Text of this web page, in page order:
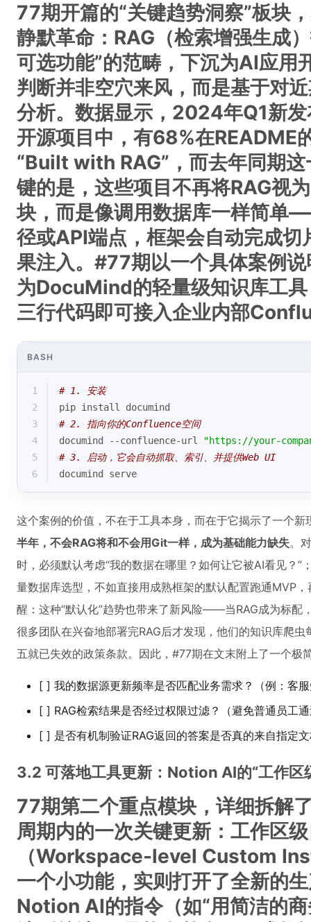
77期开篇的“关键趋势洞察”板块
静默革命：RAG（检索增强生成
可选功能”的范畴，下沉为AI应用
判断并非空穴来风，而是基于对
分析。数据显示，2024年Q1新
开源项目中，有68%在README
“Built with RAG”，而去年同期
键的是，这些项目不再将RAG视
块，而是像调用数据库一样简单
径或API端点，框架会自动完成切
果注入。#77期以一个具体案例
为DocuMind的轻量级知识库工
三行代码即可接入企业内部
BASH
1
# 1. 安装
2
pip install documind
3
# 2. 指向你的Confluence空间
4
documind --confluence-url
"https://your-
5
# 3. 启动，它会自动抓取、索引、并提供Web UI
6
documind serve
这个案例的价值，不在于工具本身，而在于它揭示了一个新
半年，不会RAG将和不会用Git一样，成为基础能力缺失。
时，必须默认考虑“我的数据在哪里？如何让它被AI看见？
量数据库选型，不如直接用成熟框架的默认配置跑通MVP
醒：这种“默认化”趋势也带来了新风险——当RAG成为标配
很多团队在兴奋地部署完RAG后才发现，他们的知识库爬
五就已失效的政策条款。因此，#77期在文末附上了一个极
[ ] 我的数据源更新频率是否匹配业务需求？（例：客
[ ] RAG检索结果是否经过权限过滤？（避免普通员工
[ ] 是否有机制验证RAG返回的答案是否真的来自指定
3.2 可落地工具更新：Notion AI的“工作区
77期第二个重点模块，详细拆解
周期内的一次关键更新： 工作区
（Workspace-level Custom
一个小功能，实则打开了全新的
Notion AI的指令（如“用简洁的